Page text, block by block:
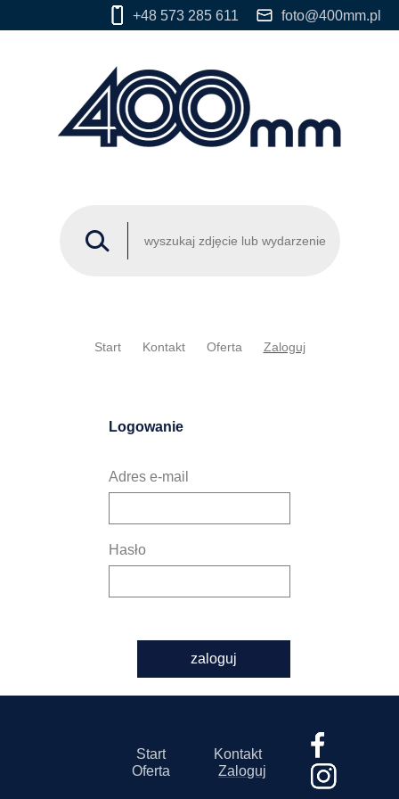
+48 573 285 611 foto@400mm.pl
Start Kontakt Oferta Zaloguj
Logowanie
Adres e-mail
Hasło
zaloguj
Start
Kontakt
Oferta
Zaloguj